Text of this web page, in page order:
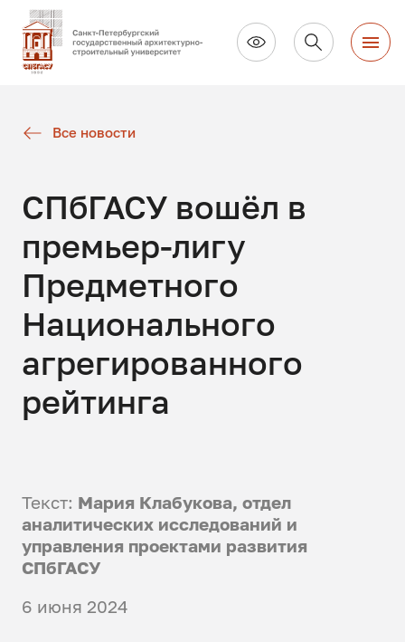
Все новости
СПбГАСУ вошёл в
премьер-лигу
Предметного
Национального
агрегированного
рейтинга
Текст: Мария Клабукова, отдел
аналитических исследований и
управления проектами развития
СПбГАСУ
6 июня 2024